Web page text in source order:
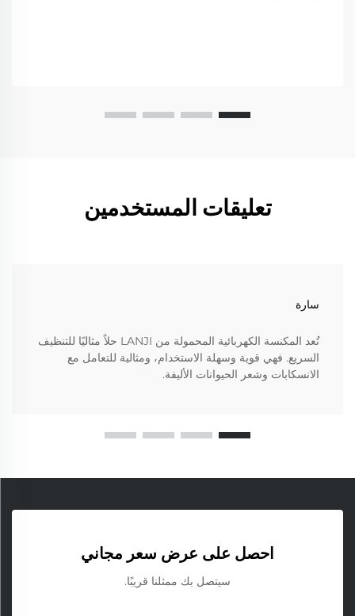
تعليقات المستخدمين
سارة
تُعد المكنسة الكهربائية المحمولة من LANJI حلاً مثاليًا للتنظيف
السريع. فهي قوية وسهلة الاستخدام، ومثالية للتعامل مع
الانسكابات وشعر الحيوانات الأليفة.
احصل على عرض سعر مجاني
سيتصل بك ممثلنا قريبًا.